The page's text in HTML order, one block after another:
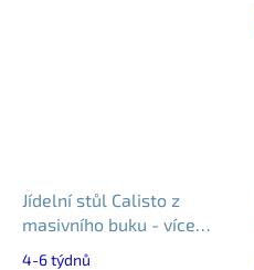
Jídelní stůl Calisto z
masivního buku - více
4-6 týdnů